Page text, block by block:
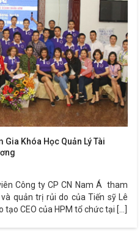
Gia Khóa Học Quản Lý Tài
Công ty CP CN Nam Á tham
quản trị rủi do của Tiến sỹ Lê
CEO của HPM tổ chức tại [...]